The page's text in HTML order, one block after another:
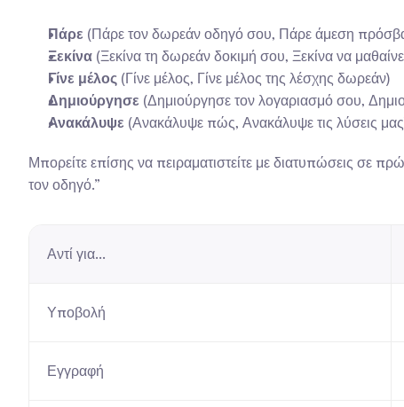
Πάρε (Πάρε τον δωρεάν οδηγό σου, Πάρε άμεση
Ξεκίνα (Ξεκίνα τη δωρεάν δοκιμή σου, Ξεκίνα να
Γίνε μέλος (Γίνε μέλος, Γίνε μέλος της λέσχης δωρεάν)
Δημιούργησε (Δημιούργησε τον λογαριασμό σου,
Ανακάλυψε (Ανακάλυψε πώς, Ανακάλυψε τις λύσεις
Μπορείτε επίσης να πειραματιστείτε με διατυπώσεις σε
τον οδηγό.”
Αντί για...
Υποβολή
Εγγραφή